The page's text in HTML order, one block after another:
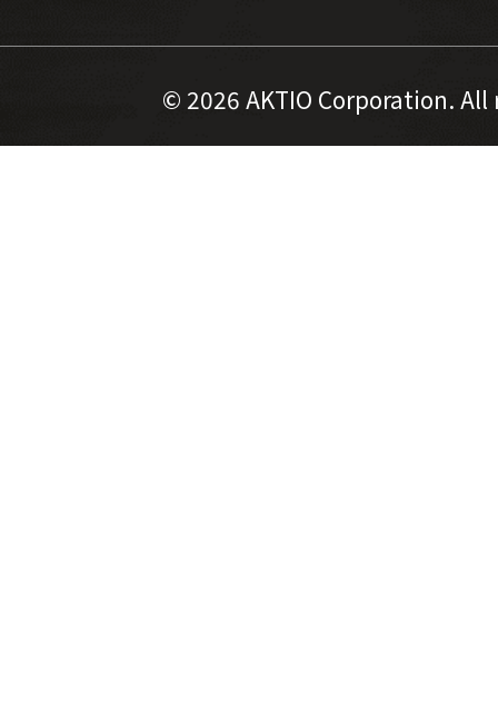
© 2026 AKTIO Corporation.